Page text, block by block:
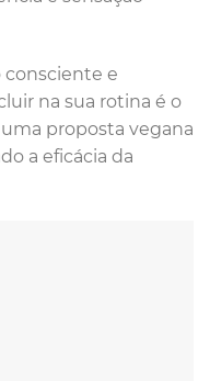
e
na sua rotina é o
proposta vegana
a eficácia da